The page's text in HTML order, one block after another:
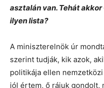
asztalán van. Tehát
ilyen lista?
A miniszterelnök úr
szerint tudják, kik azok,
politikája ellen
jól értem, ő rájuk gondolt,